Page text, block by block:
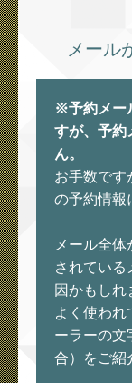
メール
※予約メー
すが、予約
ん。
お手数です
の予約情報
メール全
されてい
因かもしれ
よく使われ
ーラーの文
合）をご紹